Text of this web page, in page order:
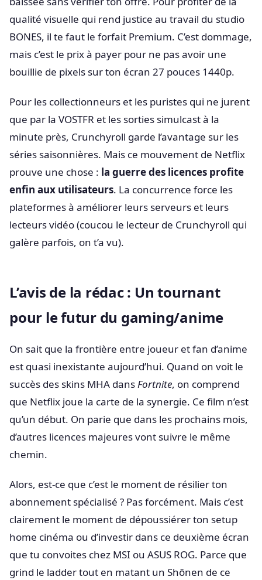
qualité visuelle qui rend justice au travail du studio
BONES, il te faut le forfait Premium. C’est dommage,
mais c’est le prix à payer pour ne pas avoir une
bouillie de pixels sur ton écran 27 pouces 1440p.
Pour les collectionneurs et les puristes qui ne jurent
que par la VOSTFR et les sorties simulcast à la
minute près, Crunchyroll garde l’avantage sur les
séries saisonnières. Mais ce mouvement de Netflix
prouve une chose : la guerre des licences profite
enfin aux utilisateurs. La concurrence force les
plateformes à améliorer leurs serveurs et leurs
lecteurs vidéo (coucou le lecteur de Crunchyroll qui
galère parfois, on t’a vu).
L’avis de la rédac : Un tournant
pour le futur du gaming/anime
On sait que la frontière entre joueur et fan d’anime
est quasi inexistante aujourd’hui. Quand on voit le
succès des skins MHA dansFortnite, on comprend
que Netflix joue la carte de la synergie. Ce film n’est
qu’un début. On parie que dans les prochains mois,
d’autres licences majeures vont suivre le même
chemin.
Alors, est-ce que c’est le moment de résilier ton
abonnement spécialisé ? Pas forcément. Mais c’est
clairement le moment de dépoussiérer ton setup
home cinéma ou d’investir dans ce deuxième écran
que tu convoites chez MSI ou ASUS ROG. Parce que
grind le ladder tout en matant un Shōnen de ce